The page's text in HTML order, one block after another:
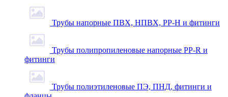
Трубы напорные ПВХ, НПВХ, PP-H и фитинги
Трубы полипропиленовые напорные PP-R и
фитинги
Трубы полиэтиленовые ПЭ, ПНД, фитинги и